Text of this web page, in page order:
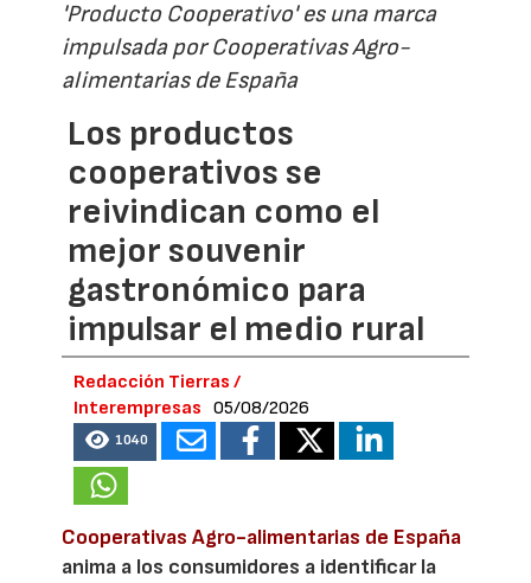
'Producto Cooperativo' es una marca
impulsada por Cooperativas Agro-
alimentarias de España
Los productos
cooperativos se
reivindican como el
mejor souvenir
gastronómico para
impulsar el medio rural
Redacción Tierras /
Interempresas
05/08/2026
1040
Cooperativas Agro-alimentarias de España
anima a los consumidores a identificar la